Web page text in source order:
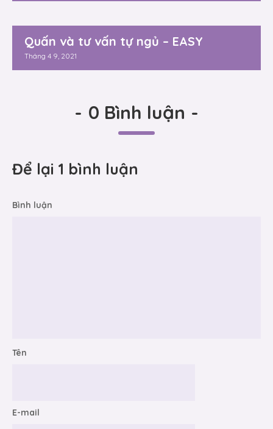
Quấn và tư vấn tự ngủ – EASY
Tháng 4 9, 2021
- 0 Bình luận -
Để lại 1 bình luận
Bình luận
Tên
E-mail